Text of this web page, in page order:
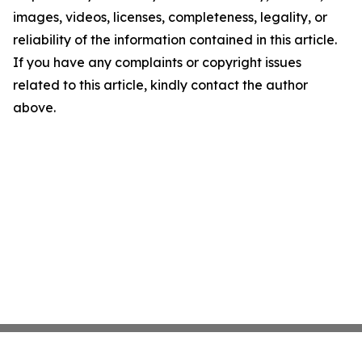
images, videos, licenses, completeness, legality, or
reliability of the information contained in this article.
If you have any complaints or copyright issues
related to this article, kindly contact the author
above.